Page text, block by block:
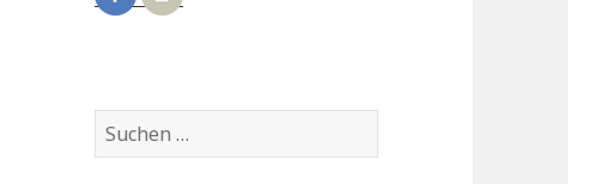
Suchen
nach: